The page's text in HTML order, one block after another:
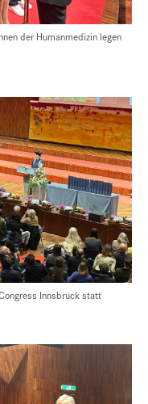
der Humanmedizin legen
Innsbruck statt